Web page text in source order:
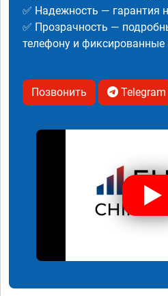
✅ Надежность — гарантия
✅ Прозрачность —
телефону и фиксированные
Позвонить Telegram